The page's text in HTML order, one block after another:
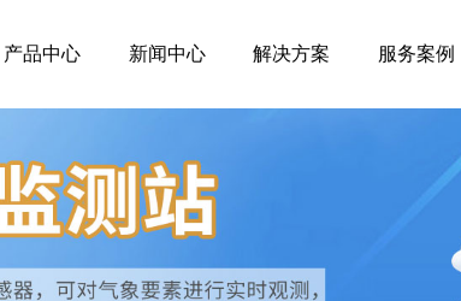
产品中心 新闻中心 解决方案 服务案例